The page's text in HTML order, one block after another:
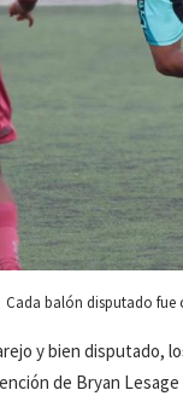
Cada balón disputado fue
y bien disputado,
de Bryan